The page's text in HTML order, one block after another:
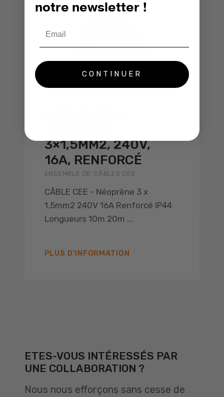
3×1,5MM2, 240V,
16A, RENFORCÉ
ENSEMBLE DE CÂBLES CEE
CÂBLE CEE - Néoprène 3 x
1,5mm2 240V 16A Renforcé IP44
Longueurs 10m 20m ...
PLUS D'INFORMATION
ETES-VOUS INTÉRESSÉS PAR
UNE COLLABORATION ?
Nous nous efforçons sans cesse de
notre newsletter !
CONTINUER